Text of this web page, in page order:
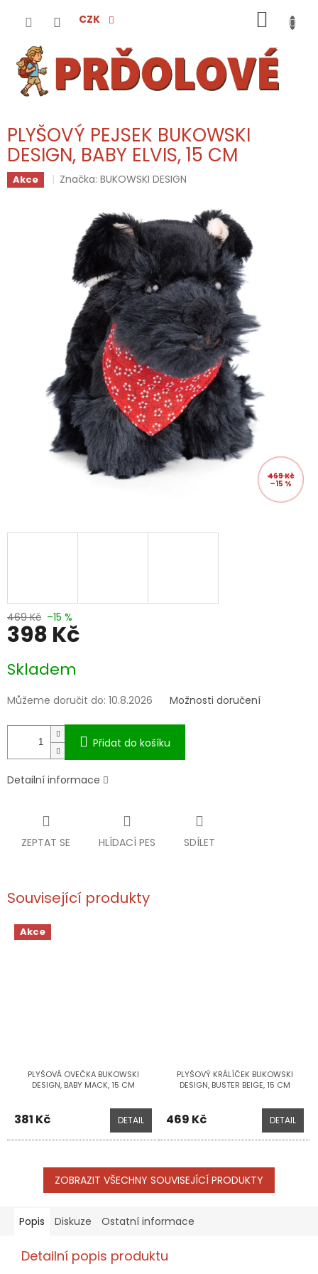
CZK
KOŠÍK
PLYŠOVÝ PEJSEK BUKOWSKI
DESIGN, BABY ELVIS, 15 CM
Akce Značka:BUKOWSKI DESIGN
469 Kč
–15 %
469 Kč –15 %
398 Kč
cena:
Skladem
Můžeme doručit do: 10.8.2026 Možnosti doručení
Přidat do košíku
Detailní informace
ZEPTAT SE HLÍDACÍ PES SDÍLET
Související produkty
Akce
PLYŠOVÁ OVEČKA BUKOWSKI
DESIGN, BABY MACK, 15 CM
381 Kč DETAIL
PLYŠOVÝ KRÁLÍČEK BUKOWSKI
DESIGN, BUSTER BEIGE, 15 CM
469 Kč DETAIL
ZOBRAZIT VŠECHNY SOUVISEJÍCÍ PRODUKTY
Popis Diskuze Ostatní informace
Detailní popis produktu